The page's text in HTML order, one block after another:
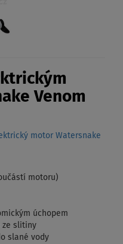
Venom
motor Watersnake
motoru)
úchopem
ze slitiny
slané vody